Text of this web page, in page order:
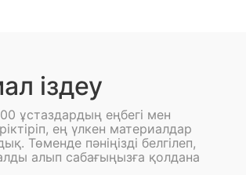
іздеу
ұстаздардың еңбегі мен
ең үлкен материалдар
Төменде пәніңізді белгілеп,
алып сабағыңызға қолдана